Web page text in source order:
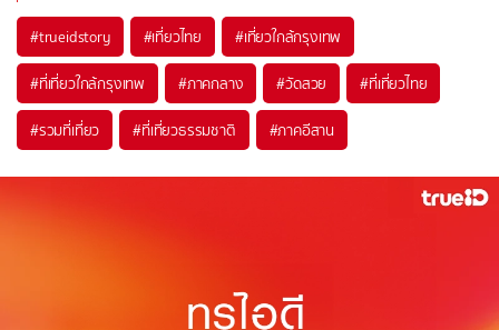
#trueidstory #เที่ยวไทย #เที่ยวใกล้กรุงเทพ
#ที่เที่ยวใกล้กรุงเทพ #ภาคกลาง #วัดสวย #ที่เที่ยวไทย
#รวมที่เที่ยว #ที่เที่ยวธรรมชาติ #ภาคอีสาน